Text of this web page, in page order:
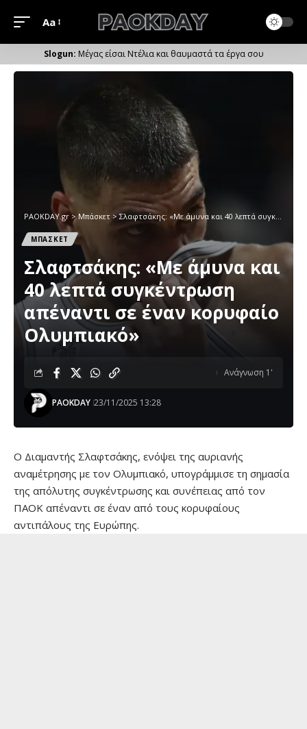
Μέγεθος
Γραμματοσειράς
Aa
Μέγας είσαι Ντέλια και θαυμαστά τα έργα σου
PAOKDAY.gr > Μπάσκετ >Σλαφτσάκης: «Με άμυνα και 40 λεπτά συγκέντρωση απέναντι σε έναν κορυφαίο Ολυμπιακό»
ΜΠΑΣΚΕΤ
Σλαφτσάκης: «Με άμυνα και
40 λεπτά συγκέντρωση
απέναντι σε έναν κορυφαίο
Ολυμπιακό»
PAOKDAY 23/11/2025 13:28
Ανάγνωση 1'
Ο Διαμαντής Σλαφτσάκης, ενόψει της αυριανής
αναμέτρησης με τον Ολυμπιακό, υπογράμμισε τη σημασία
της απόλυτης συγκέντρωσης και συνέπειας από τον
ΠΑΟΚ απέναντι σε έναν από τους κορυφαίους
αντιπάλους της Ευρώπης.